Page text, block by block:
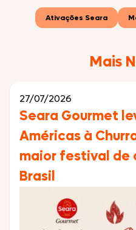
Ativações Seara
Mais
27/07/2026
Seara Gourmet
Américas à
maior festival de
Brasil